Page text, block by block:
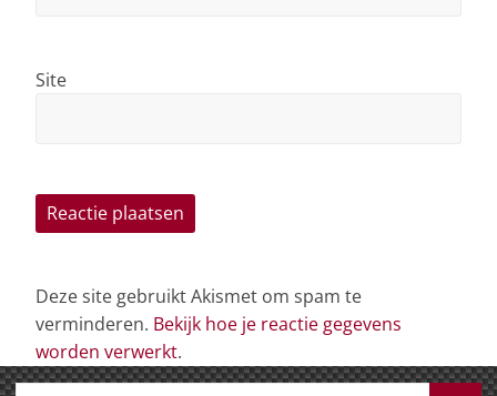
Site
Deze site gebruikt Akismet om spam te
verminderen. Bekijk hoe je reactie gegevens
worden verwerkt.